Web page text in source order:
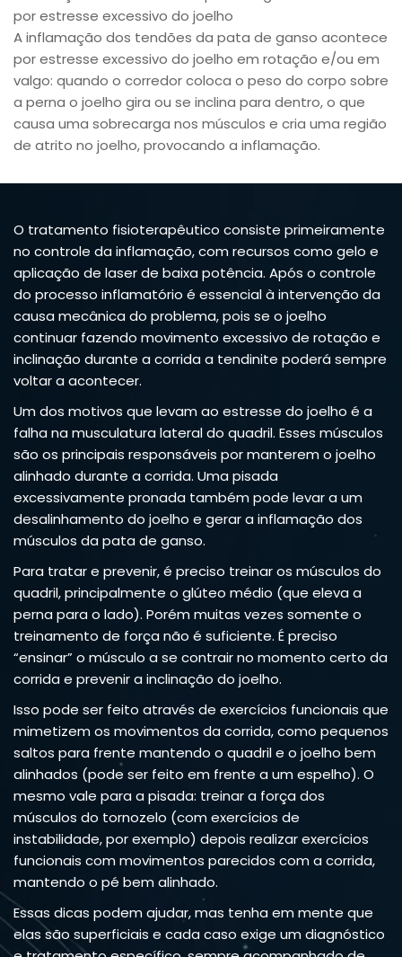
por estresse excessivo do joelho
A inflamação dos tendões da pata de ganso acontece
por estresse excessivo do joelho em rotação e/ou em
valgo: quando o corredor coloca o peso do corpo sobre
a perna o joelho gira ou se inclina para dentro, o que
causa uma sobrecarga nos músculos e cria uma região
de atrito no joelho, provocando a inflamação.
O tratamento fisioterapêutico consiste primeiramente
no controle da inflamação, com recursos como gelo e
aplicação de laser de baixa potência. Após o controle
do processo inflamatório é essencial à intervenção da
causa mecânica do problema, pois se o joelho
continuar fazendo movimento excessivo de rotação e
inclinação durante a corrida a tendinite poderá sempre
voltar a acontecer.
Um dos motivos que levam ao estresse do joelho é a
falha na musculatura lateral do quadril. Esses músculos
são os principais responsáveis por manterem o joelho
alinhado durante a corrida. Uma pisada
excessivamente pronada também pode levar a um
desalinhamento do joelho e gerar a inflamação dos
músculos da pata de ganso.
Para tratar e prevenir, é preciso treinar os músculos do
quadril, principalmente o glúteo médio (que eleva a
perna para o lado). Porém muitas vezes somente o
treinamento de força não é suficiente. É preciso
“ensinar” o músculo a se contrair no momento certo da
corrida e prevenir a inclinação do joelho.
Isso pode ser feito através de exercícios funcionais que
mimetizem os movimentos da corrida, como pequenos
saltos para frente mantendo o quadril e o joelho bem
alinhados (pode ser feito em frente a um espelho). O
mesmo vale para a pisada: treinar a força dos
músculos do tornozelo (com exercícios de
instabilidade, por exemplo) depois realizar exercícios
funcionais com movimentos parecidos com a corrida,
mantendo o pé bem alinhado.
Essas dicas podem ajudar, mas tenha em mente que
elas são superficiais e cada caso exige um diagnóstico